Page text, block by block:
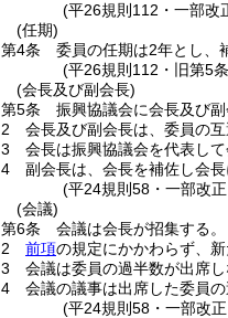
(平26規則112・一部改
(任期)
第4条
委員の任期は2年とし、
(平26規則112・旧第5
(会長及び副会長)
第5条
振興協議会に会長及び副
2
会長及び副会長は、委員の互
3
会長は振興協議会を代表し
4
副会長は、会長を補佐し会
(平24規則58・一部改
(会議)
第6条
会議は会長が招集する。
2
前項の規定にかかわらず、
3
会議は委員の過半数が出席
4
会議の議事は出席した委員
(平24規則58・一部改